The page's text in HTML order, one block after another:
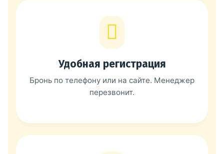
Удобная регистрация
Бронь по телефону или на сайте. Менеджер
перезвонит.